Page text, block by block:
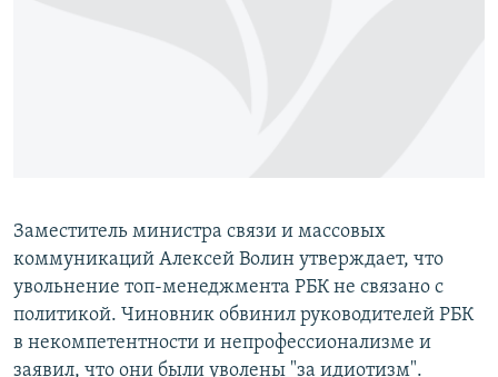
Заместитель министра связи и массовых
коммуникаций Алексей Волин утверждает, что
увольнение топ-менеджмента РБК не связано с
политикой. Чиновник обвинил руководителей РБК
в некомпетентности и непрофессионализме и
заявил, что они были уволены "за идиотизм".